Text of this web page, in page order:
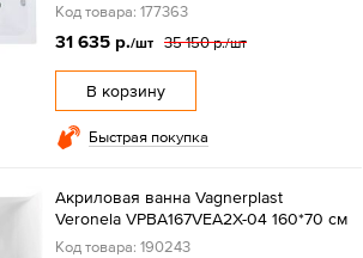
Код товара: 177363
31 635 р./шт 35 150 р./шт
В корзину
Быстрая покупка
Акриловая ванна Vagnerplast
Veronela VPBA167VEA2X-04 160*70 см
Код товара: 190243